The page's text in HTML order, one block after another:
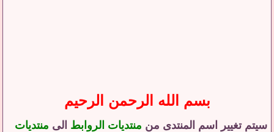
بسم الله الرحمن الرحيم
سيتم تغيير اسم المنتدى من منتديات الروابط الى منتديات